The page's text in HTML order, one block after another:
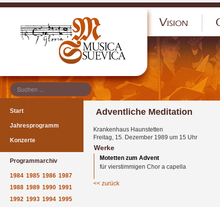
Start
Jahresprogramm
Konzerte
Programmarchiv
1984 1985 1986 1987
1988 1989 1990 1991
1992 1993 1994 1995
Adventliche Meditation
Krankenhaus Haunstetten
Freitag, 15. Dezember 1989 um 15 Uhr
Werke
Motetten zum Advent
für vierstimmigen Chor a capella
<< zurück